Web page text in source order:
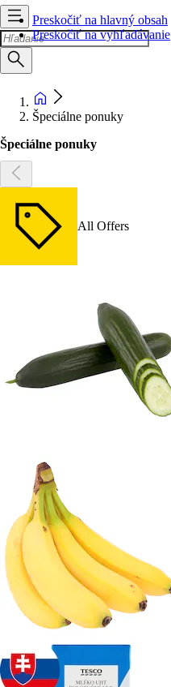
Preskočiť na hlavný obsah
Preskočiť na vyhľadávanie
Špeciálne ponuky
Špeciálne ponuky
All Offers